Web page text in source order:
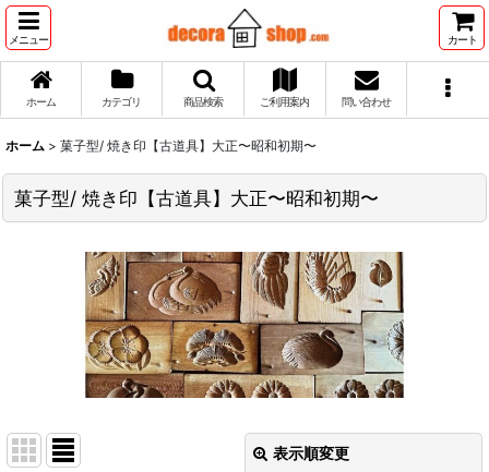
メニュー カート
ホーム カテゴリ 商品検索 ご利用案内 問い合わせ
ホーム > 菓子型/ 焼き印【古道具】大正〜昭和初期〜
菓子型/ 焼き印【古道具】大正〜昭和初期〜
表示順変更